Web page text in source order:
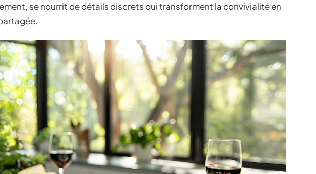
se nourrit de détails discrets qui transforment la convivialité en